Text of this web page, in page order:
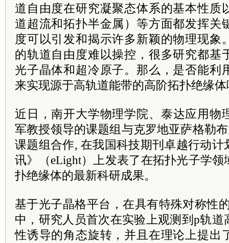
道自由度在研究凝聚态体系的基本性质
道超流和拓扑半金属）等方面都发挥关
度可以引发和揭示许多新颖的物理现象
的轨道自由度难以操控，很多研究都基
光子晶体和超冷原子。那么，是否能利
来实现源于高轨道能带的高阶拓扑绝缘
近日，南开大学物理学院、泰达应用物
军教授领导的课题组与克罗地亚萨格勒
课题组合作, 在我国科技期刊卓越行动
讯》（eLight）上发表了在拓扑光子学
扑绝缘体的最新科研成果。
基于光子晶格平台，在具有特殊对称性
中，研究人员首次在实验上观测到p轨
性诱导的角态旋转，并且在理论上提出